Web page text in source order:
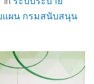
แผน กรมสนับสนุน